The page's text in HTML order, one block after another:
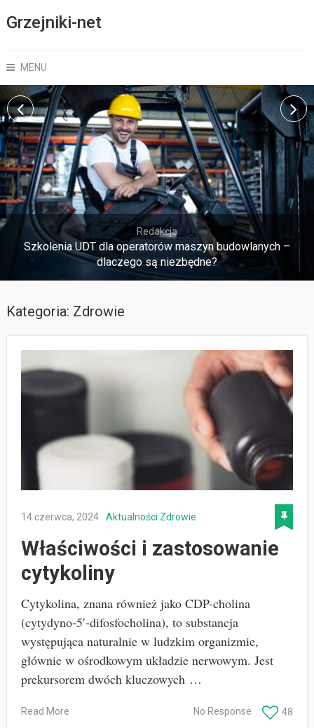
Grzejniki-net
MENU
Redakcja
Szkolenia UDT dla operatorów maszyn budowlanych –
dlaczego są niezbędne?
Kategoria: Zdrowie
14 czerwca, 2024 Aktualności Zdrowie
Właściwości i zastosowanie
cytykoliny
Cytykolina, znana również jako CDP-cholina
(cytydyno-5′-difosfocholina), to substancja
występująca naturalnie w ludzkim organizmie,
głównie w ośrodkowym układzie nerwowym. Jest
prekursorem dwóch kluczowych …
Read More 48
No Response